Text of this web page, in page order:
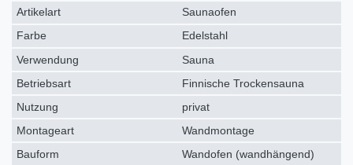
Artikelart
Saunaofen
Farbe
Edelstahl
Verwendung
Sauna
Betriebsart
Finnische Trockensauna
Nutzung
privat
Montageart
Wandmontage
Bauform
Wandofen (wandhängend)